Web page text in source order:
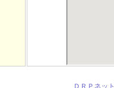
ＤＲＰネッ